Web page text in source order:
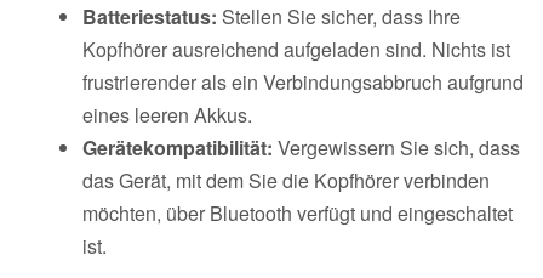
Batteriestatus: Stellen Sie sicher, dass Ihre
Kopfhörer ausreichend aufgeladen sind. Nichts ist
frustrierender als ein Verbindungsabbruch aufgrund
eines leeren Akkus.
Gerätekompatibilität: Vergewissern Sie sich, dass
das Gerät, mit dem Sie die Kopfhörer verbinden
möchten, über Bluetooth verfügt und eingeschaltet
ist.